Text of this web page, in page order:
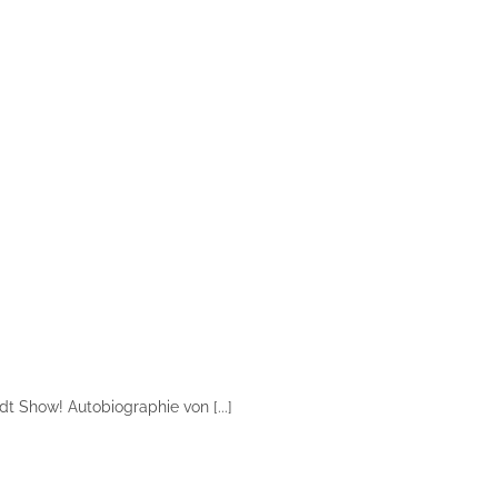
Show! Autobiographie von [...]